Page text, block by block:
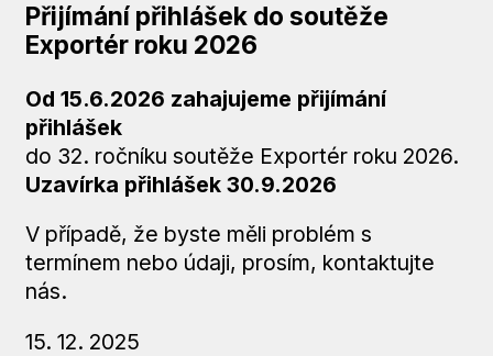
Přijímání přihlášek do soutěže
Exportér roku 2026
Od 15.6.2026 zahajujeme přijímání
přihlášek
do 32. ročníku soutěže Exportér roku 2026.
Uzavírka přihlášek 30.9.2026
V případě, že byste měli problém s
termínem nebo údaji, prosím, kontaktujte
nás.
15. 12. 2025